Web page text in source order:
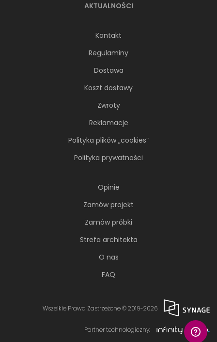
AKTUALNOŚCI
Kontakt
Regulaminy
Dostawa
Koszt dostawy
Zwroty
Reklamacje
Polityka plików „cookies”
Polityka prywatności
Opinie
Zamów projekt
Zamów próbki
Strefa architekta
O nas
FAQ
Wszelkie Prawa Zastrzeżone © 2019-2026
Partner technologiczny: